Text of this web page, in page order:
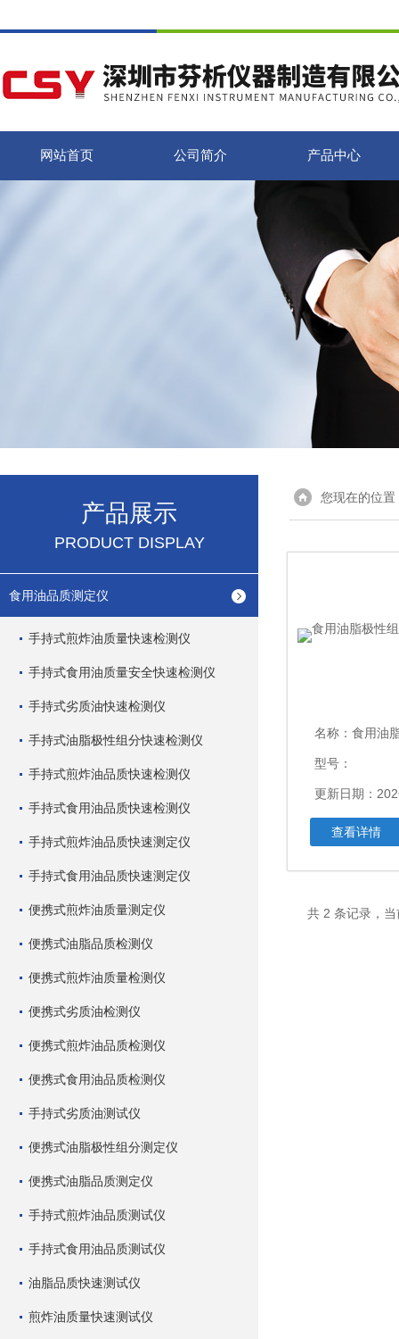
网站首页 公司简介 产品中心
产品展示
PRODUCT DISPLAY
食用油品质测定仪
手持式煎炸油质量快速检测仪
手持式食用油质量安全快速检测仪
手持式劣质油快速检测仪
手持式油脂极性组分快速检测仪
手持式煎炸油品质快速检测仪
手持式食用油品质快速检测仪
手持式煎炸油品质快速测定仪
手持式食用油品质快速测定仪
便携式煎炸油质量测定仪
便携式油脂品质检测仪
便携式煎炸油质量检测仪
便携式劣质油检测仪
便携式煎炸油品质检测仪
便携式食用油品质检测仪
手持式劣质油测试仪
便携式油脂极性组分测定仪
便携式油脂品质测定仪
手持式煎炸油品质测试仪
手持式食用油品质测试仪
油脂品质快速测试仪
煎炸油质量快速测试仪
您现在的位置
名称： 食用油脂极
型号：
更新日期：
查看详情
共 2 条记录，